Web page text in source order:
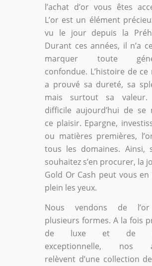
l’achat d’or vous êtes
L’or est un élément
vu le jour depuis la
Durant ces années, il n’a
marquer toute
confondue. L’histoire de ce
a prouvé sa dureté, sa
mais surtout sa
difficile aujourd’hui de se
ce plaisir. Epargne,
ou matières premières,
tous les domaines. Ainsi,
souhaitez s’en procurer, la
Gold Or Cash peut vous
plein les yeux.
Nous vendons de
plusieurs formes. A la fois
de luxe et de
exceptionnelle, nos
relèvent d’une collection